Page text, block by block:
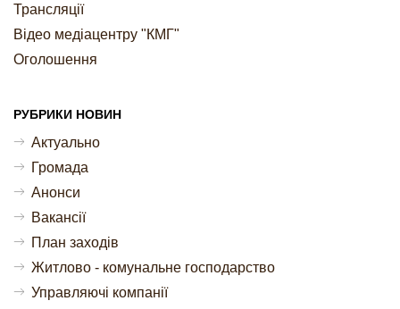
Трансляції
Відео медіацентру "КМГ"
Оголошення
РУБРИКИ НОВИН
Актуально
Громада
Анонси
Ваканcії
План заходів
Житлово - комунальне господарство
Управляючі компанії